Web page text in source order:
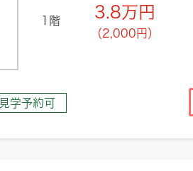
1階 3.8万円
（2,000円）
見学予約可